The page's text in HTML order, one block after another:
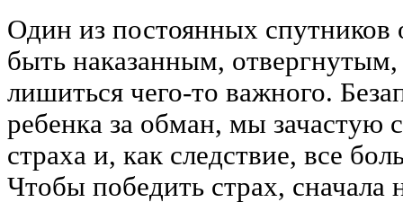
Один из постоянных
быть наказанным,
лишиться чего-то важного.
ребенка за обман, мы зачастую
страха и, как следствие, все
Чтобы победить страх,